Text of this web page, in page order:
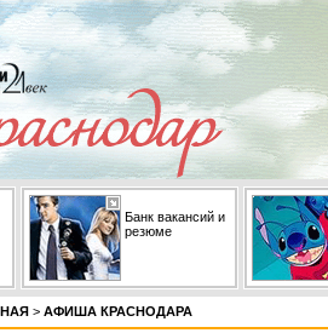
Банк вакансий и
резюме
> АФИША КРАСНОДАРА